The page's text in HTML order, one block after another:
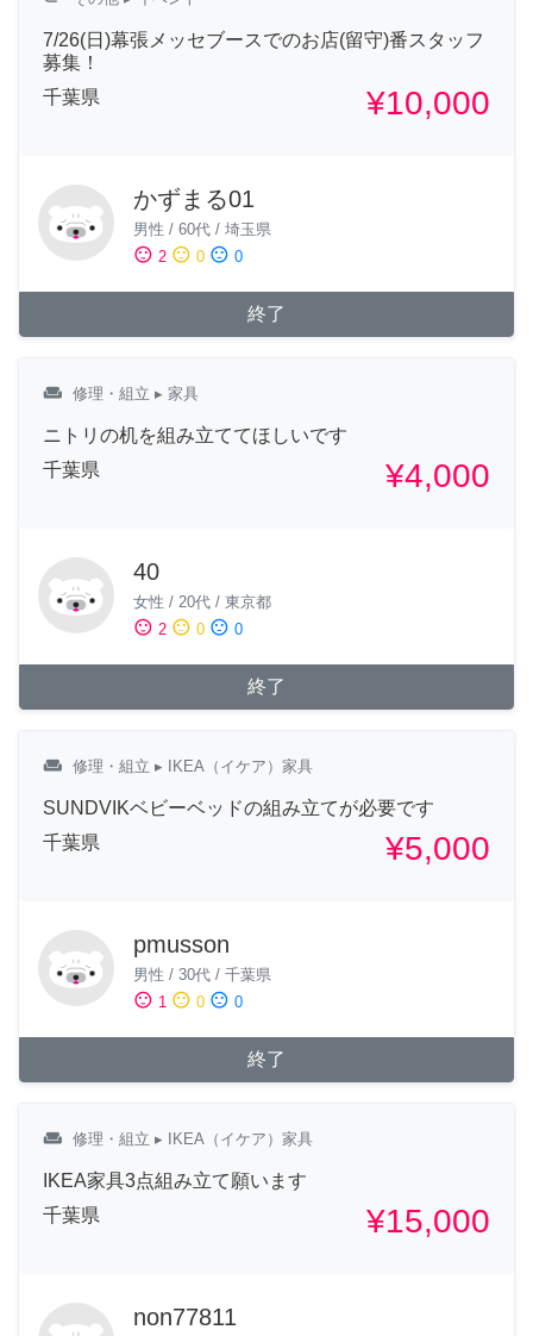
7/26(日)幕張メッセブースでのお店(留守)番スタッフ
募集！
千葉県
¥10,000
かずまる01
男性 / 60代 / 埼玉県
sentiment_satisfied 2 sentiment_neutral 0 sentiment_dissatisfied 0
終了
weekend 修理・組立 ▸ 家具
ニトリの机を組み立ててほしいです
千葉県
¥4,000
40
女性 / 20代 / 東京都
sentiment_satisfied 2 sentiment_neutral 0 sentiment_dissatisfied 0
終了
weekend 修理・組立 ▸ IKEA（イケア）家具
SUNDVIKベビーベッドの組み立てが必要です
千葉県
¥5,000
pmusson
男性 / 30代 / 千葉県
sentiment_satisfied 1 sentiment_neutral 0 sentiment_dissatisfied 0
終了
weekend 修理・組立 ▸ IKEA（イケア）家具
IKEA家具3点組み立て願います
千葉県
¥15,000
non77811